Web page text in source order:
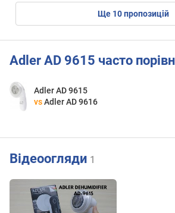
ще 10пропозицій
Adler AD 9615 часто
Adler AD 9615
vs Adler AD 9616
Відеоогляди 1